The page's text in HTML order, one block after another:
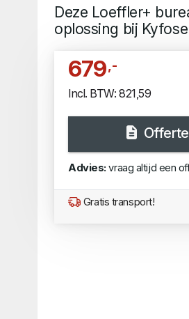
Deze Loeffler+
oplossing bij
679,-
Incl. BTW: 821,59
Offerte
Advies: vraag altijd een
Gratis transport!